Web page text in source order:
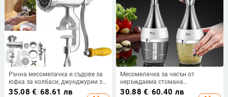
Ръчна месомелачка и съдове за
юфка за колбаси, джунджурии за
приготвяне на мелница, машина
35.08 €/68.61 лв
Месомелачка за чесън от
неръждаема стомана
Месомелачка против ръжда
30.88 €/60.40 лв